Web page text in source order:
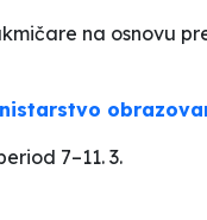
na osnovu
7–11. 3.